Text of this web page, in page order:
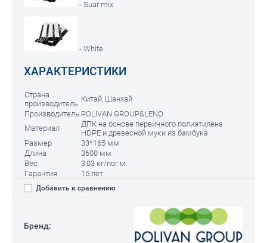
- Suar mix
- White
ХАРАКТЕРИСТИКИ
Страна
производитель
Китай, Шанхай
Производитель POLIVAN GROUP&LENO
Материал
ДПК на основе первичного полиэтилена
HDPE и древесной муки из бамбука
Размер
33*165 мм
Длина
3600 мм
Вес
3,03 кг/пог.м.
Гарантия
15 лет
Добавить к сравнению
Бренд: